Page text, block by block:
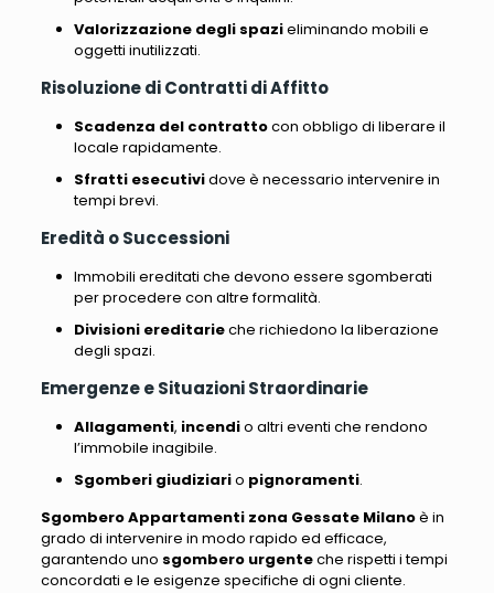
Valorizzazione degli spazieliminando mobili e
oggetti inutilizzati.
Risoluzione di Contratti di Affitto
Scadenza del contrattocon obbligo di liberare il
locale rapidamente.
Sfratti esecutividove è necessario intervenire in
tempi brevi.
Eredità o Successioni
Immobili ereditati che devono essere sgomberati
per procedere con altre formalità.
Divisioni ereditarieche richiedono la liberazione
degli spazi.
Emergenze e Situazioni Straordinarie
Allagamenti, incendio altri eventi che rendono
l’immobile inagibile.
Sgomberi giudiziario pignoramenti.
Sgombero Appartamenti zona Gessate Milanoè in
grado di intervenire in modo rapido ed efficace,
garantendo uno sgombero urgenteche rispetti i tempi
concordati e le esigenze specifiche di ogni cliente.